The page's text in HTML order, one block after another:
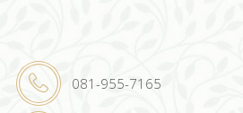
081-955-7165